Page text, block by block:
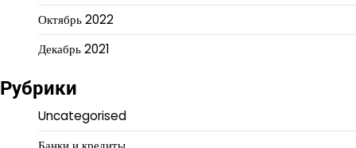
Октябрь 2022
Декабрь 2021
Рубрики
Uncategorised